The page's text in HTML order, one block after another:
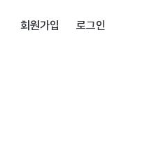
회원가입 로그인